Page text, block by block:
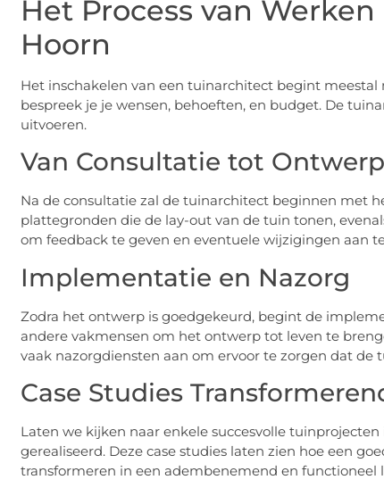
Het Process van
Hoorn
Het inschakelen van een tuinarchitect begint
bespreek je je wensen, behoeften, en budget. De
uitvoeren.
Van Consultatie tot Ontwerp
Na de consultatie zal de tuinarchitect beginnen met
plattegronden die de lay-out van de tuin tonen,
om feedback te geven en eventuele wijzigingen aan
Implementatie en Nazorg
Zodra het ontwerp is goedgekeurd, begint de
andere vakmensen om het ontwerp tot leven te
vaak nazorgdiensten aan om ervoor te zorgen dat de
Case Studies
Laten we kijken naar enkele succesvolle
gerealiseerd. Deze case studies laten zien hoe een
transformeren in een adembenemend en functioneel